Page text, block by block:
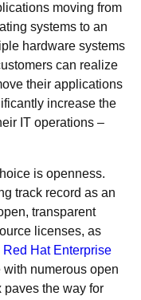
moving from
systems to an
hardware systems
can realize
their applications
increase the
IT operations –
is openness.
track record as an
transparent
licenses, as
Red Hat Enterprise
with numerous open
the way for